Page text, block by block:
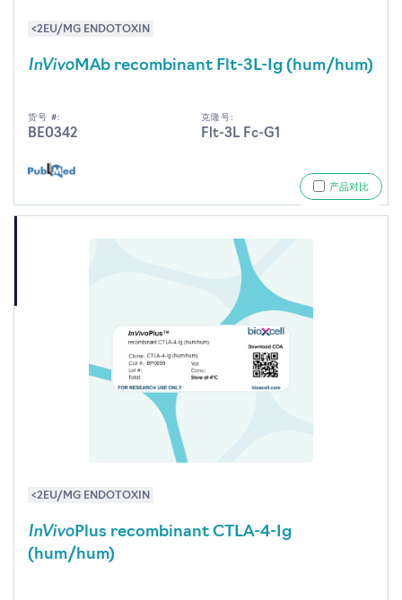
<2EU/MG ENDOTOXIN
InVivoMAb recombinant Flt-3L-Ig (hum/hum)
货号 #:
BE0342
克隆号:
Flt-3L Fc-G1
产品对比
<2EU/MG ENDOTOXIN
InVivo Plus recombinant CTLA-4-Ig
(hum/hum)